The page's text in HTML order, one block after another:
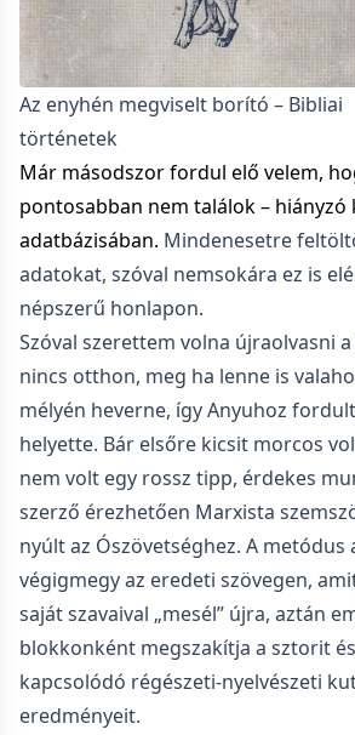
Az enyhén megviselt borító – Bibliai
történetek
Már másodszor fordul elő velem,
pontosabban nem találok – hiányzó
adatbázisában. Mindenesetre
adatokat, szóval nemsokára ez is
népszerű honlapon.
Szóval szerettem volna újraolvasni
nincs otthon, meg ha lenne is
mélyén heverne, így Anyuhoz
helyette. Bár elsőre kicsit morcos
nem volt egy rossz tipp, érdekes
szerző érezhetően Marxista
nyúlt az Ószövetséghez. A metódus
végigmegy az eredeti szövegen,
saját szavaival „mesél” újra, aztán
blokkonként megszakítja a sztorit
kapcsolódó régészeti-nyelvészeti
eredményeit.